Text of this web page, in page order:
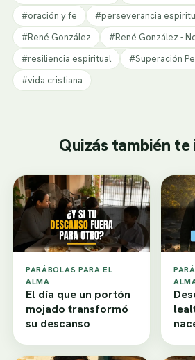
#oración y fe
#perseverancia
#René González
#René González -
#resiliencia espiritual
#Superación
#vida cristiana
Quizás también te
PARÁBOLAS PARA EL
ALMA
El día que un portón
mojado transformó
su descanso